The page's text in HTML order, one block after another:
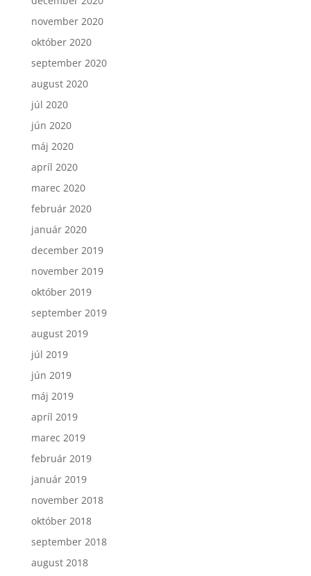
november 2020
október 2020
september 2020
august 2020
júl 2020
jún 2020
máj 2020
apríl 2020
marec 2020
február 2020
január 2020
december 2019
november 2019
október 2019
september 2019
august 2019
júl 2019
jún 2019
máj 2019
apríl 2019
marec 2019
február 2019
január 2019
november 2018
október 2018
september 2018
august 2018